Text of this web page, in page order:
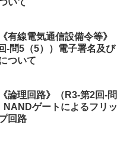
いて
有線電気通信設備令等》
-問5（5））電子署名及び
ついて
論理回路》（R3-第2回-問
NANDゲートによるフリッ
回路